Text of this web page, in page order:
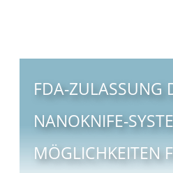
FDA-ZULASSUNG
NANOKNIFE-
MÖGLICHKEITEN